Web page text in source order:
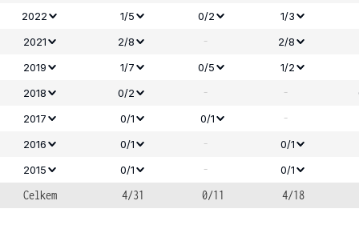
2022
1/5 0/2
1/3
2021
2/8 -
2/8
2019
1/7 0/5
1/2
2018
0/2 - -
2017
0/1 0/1 -
2016 0/1 -
0/1
2015
0/1 - 0/1
Celkem 4/31 0/11 4/18